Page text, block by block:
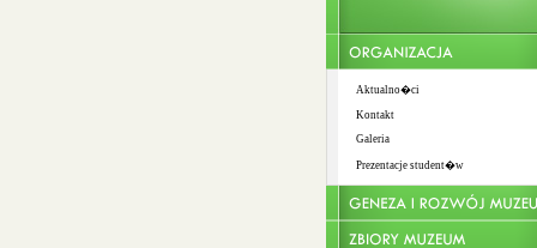
Aktualno�ci
Kontakt
Galeria
Prezentacje student�w
Wst�p